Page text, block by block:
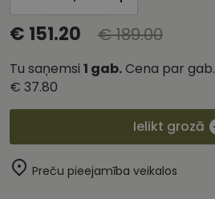
€ 151.20 € 189.00
Tu saņemsi 1 gab.Cena par gab.
€ 37.80
Ielikt grozā
Preču pieejamība veikalos